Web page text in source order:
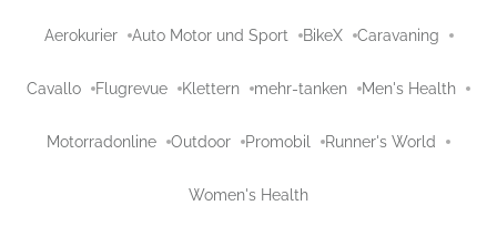
Aerokurier Auto Motor und Sport BikeX Caravaning
Cavallo Flugrevue Klettern mehr-tanken Men's Health
Motorradonline Outdoor Promobil Runner's World
Women's Health